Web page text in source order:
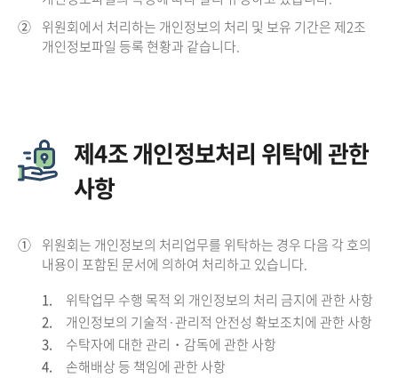
② 위원회에서 처리하는 개인정보의 처리 및 보유 기간은 제2조
개인정보파일 등록 현황과 같습니다.
제4조 개인정보처리 위탁에 관한
사항
① 위원회는 개인정보의 처리업무를 위탁하는 경우 다음 각 호의
내용이 포함된 문서에 의하여 처리하고 있습니다.
1.
위탁업무 수행 목적 외 개인정보의 처리 금지에 관한 사항
2.
개인정보의 기술적·관리적 안전성 확보조치에 관한 사항
3.
수탁자에 대한 관리・감독에 관한 사항
4.
손해배상 등 책임에 관한 사항